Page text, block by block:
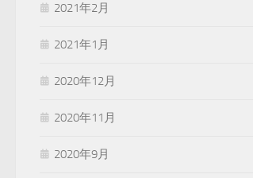
2021年2月
2021年1月
2020年12月
2020年11月
2020年9月